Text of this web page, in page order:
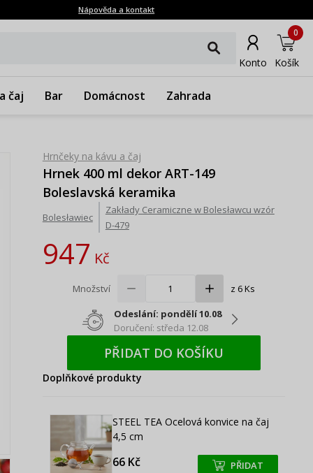
Nápověda a kontakt
Konto Košík
0
čaj Bar Domácnost Zahrada
Hrnčeky na kávu a čaj
Hrnek 400 ml dekor ART-149
Boleslavská keramika
Bolesławiec
Zakłady Ceramiczne w Bolesławcu wzór
D-479
947Kč
Množství z 6 Ks
Odeslání: pondělí 10.08
Doručení: středa 12.08
PŘIDAT DO KOŠÍKU
Doplňkové produkty
STEEL TEA Ocelová konvice na čaj
4,5 cm
66 Kč +
+ PŘIDAT